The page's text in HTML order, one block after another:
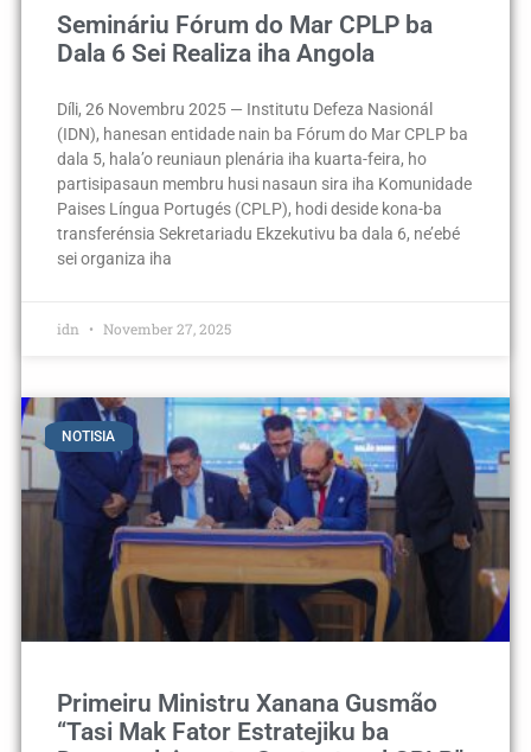
Semináriu Fórum do Mar CPLP ba
Dala 6 Sei Realiza iha Angola
Díli, 26 Novembru 2025 — Institutu Defeza Nasionál
(IDN), hanesan entidade nain ba Fórum do Mar CPLP ba
dala 5, hala’o reuniaun plenária iha kuarta-feira, ho
partisipasaun membru husi nasaun sira iha Komunidade
Paises Língua Portugés (CPLP), hodi deside kona-ba
transferénsia Sekretariadu Ekzekutivu ba dala 6, ne’ebé
sei organiza iha
idn November 27, 2025
NOTISIA
Primeiru Ministru Xanana Gusmão
“Tasi Mak Fator Estratejiku ba